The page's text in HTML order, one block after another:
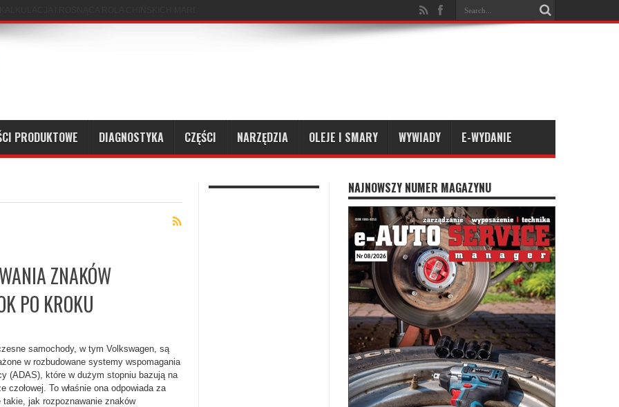
PRODUKTOWE DIAGNOSTYKA CZĘŚCI NARZĘDZIA OLEJE I SMARY WYWIADY E-WYDANIE
ZNAKÓW
PO KROKU
samochody, w tym Volkswagen, są
w rozbudowane systemy wspomagania
(ADAS), które w dużym stopniu bazują na
czołowej. To właśnie ona odpowiada za
takie, jak rozpoznawanie znaków
NAJNOWSZY NUMER MAGAZYNU